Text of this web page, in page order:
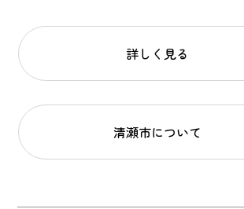
詳しく見る
清瀬市について